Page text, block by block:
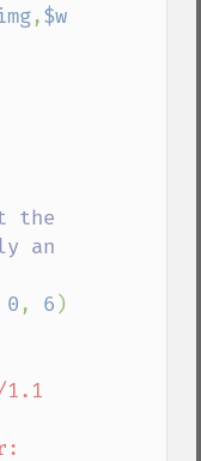
,$w
the
an
0 , 6 )
1.1